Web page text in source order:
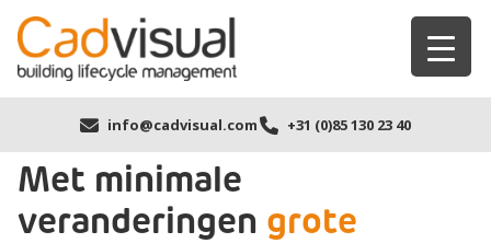
info@cadvisual.com +31 (0)85 130 23 40
Met minimale
veranderingen grote